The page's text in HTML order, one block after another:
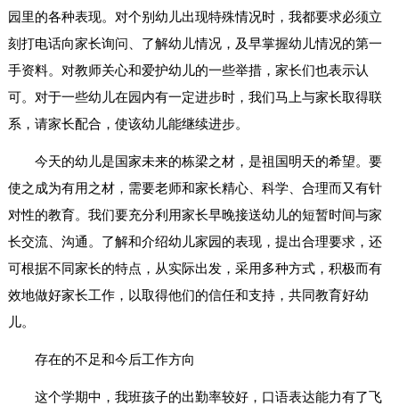
园里的各种表现。对个别幼儿出现特殊情况时，我都要求必须立
刻打电话向家长询问、了解幼儿情况，及早掌握幼儿情况的第一
手资料。对教师关心和爱护幼儿的一些举措，家长们也表示认
可。对于一些幼儿在园内有一定进步时，我们马上与家长取得联
系，请家长配合，使该幼儿能继续进步。
今天的幼儿是国家未来的栋梁之材，是祖国明天的希望。要
使之成为有用之材，需要老师和家长精心、科学、合理而又有针
对性的教育。我们要充分利用家长早晚接送幼儿的短暂时间与家
长交流、沟通。了解和介绍幼儿家园的表现，提出合理要求，还
可根据不同家长的特点，从实际出发，采用多种方式，积极而有
效地做好家长工作，以取得他们的信任和支持，共同教育好幼
儿。
存在的不足和今后工作方向
这个学期中，我班孩子的出勤率较好，口语表达能力有了飞